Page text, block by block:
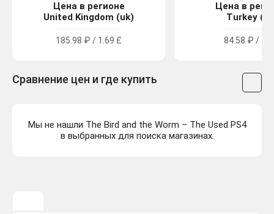
Цена в регионе
United Kingdom (uk)
185.98 ₽ / 1.69 £
Цена в
Turkey
84.58 ₽ / 49
Сравнение цен и где купить
Мы не нашли The Bird and the Worm – The Used PS4
в выбранных для поиска магазинах.